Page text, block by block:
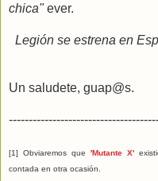
chica"ever.
Legión se estrena en
Un saludete, guap@s.
[1] Obviaremos que 'Mutante X'
contada en otra ocasión.